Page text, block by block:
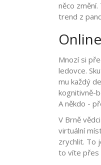
něco
trend z
Mnozí si
ledovce.
mu každý
kognitivně-
A někdo -
V Brně
virtuální
zrychlit. To
to víte přes